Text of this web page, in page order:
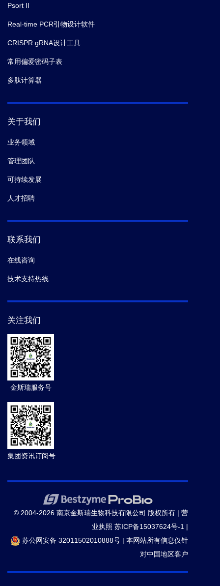
Psort II
Real-time PCR引物设计软件
CRISPR gRNA设计工具
常用偏爱密码子表
多肽计算器
关于我们
业务领域
管理团队
可持续发展
人才招聘
联系我们
在线咨询
技术支持热线
关注我们
金斯瑞服务号
集团资讯订阅号
© 2004-2026 南京金斯瑞生物科技有限公司 版权所有 | 营
业执照 苏ICP备15037624号-1 |
苏公网安备 32011502010888号 | 本网站所有信息仅针
对中国地区客户